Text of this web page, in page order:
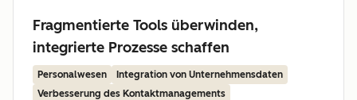
Fragmentierte Tools überwinden,
integrierte Prozesse schaffen
Personalwesen
Integration von Unternehmensdaten
Verbesserung des Kontaktmanagements